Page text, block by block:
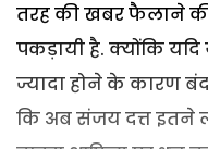
तरह की खबर फैलाने
पकड़ायी है. क्योंकि
ज्यादा होने के कारण
कि अब संजय दत्त इतने